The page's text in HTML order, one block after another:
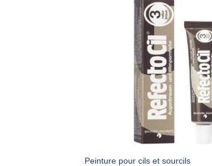
Peinture pour cils et sourcils